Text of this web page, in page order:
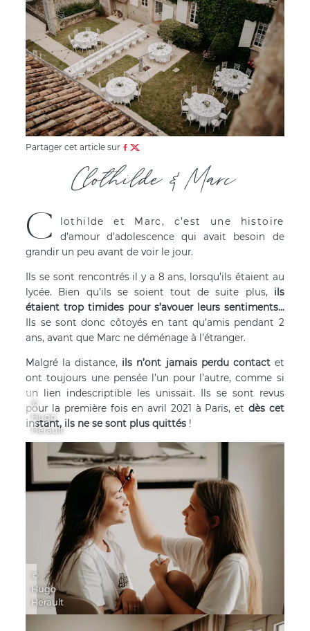
Partager cet article sur
Clothilde & Marc
C
lothilde et Marc, c’est une histoire
d’amour d’adolescence qui avait besoin de
grandir un peu avant de voir le jour.
Ils se sont rencontrés il y a 8 ans, lorsqu’ils étaient au
lycée. Bien qu’ils se soient tout de suite plus, ils
étaient trop timides pour s’avouer leurs sentiments…
Ils se sont donc côtoyés en tant qu’amis pendant 2
ans, avant que Marc ne déménage à l’étranger.
Malgré la distance, ils n’ont jamais perdu contactet
ont toujours une pensée l’un pour l’autre, comme si
un lien indescriptible les unissait. Ils se sont revus
pour la première fois en avril 2021 à Paris, et dès cet
instant, ils ne se sont plus quittés !
©
Hugo
Herault
©
Hugo
Herault